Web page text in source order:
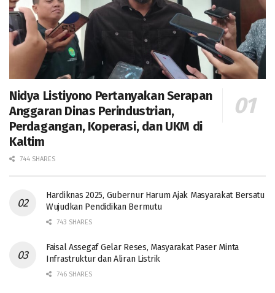
Nidya Listiyono Pertanyakan Serapan
Anggaran Dinas Perindustrian,
Perdagangan, Koperasi, dan UKM di
Kaltim
744 SHARES
Hardiknas 2025, Gubernur Harum Ajak Masyarakat Bersatu
Wujudkan Pendidikan Bermutu
743 SHARES
Faisal Assegaf Gelar Reses, Masyarakat Paser Minta
Infrastruktur dan Aliran Listrik
746 SHARES